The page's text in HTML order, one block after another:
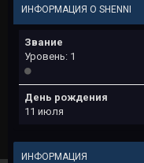
ИНФОРМАЦИЯ О SHENNI
Звание
Уровень: 1
День рождения
11 июля
ИНФОРМАЦИЯ